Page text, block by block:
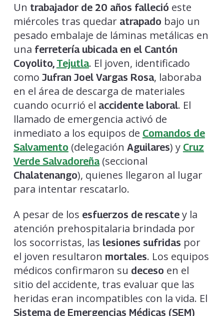
Un trabajador de 20 años falleció este
miércoles tras quedar atrapado bajo un
pesado embalaje de láminas metálicas en
una ferretería ubicada en el Cantón
Coyolito, Tejutla. El joven, identificado
como Jufran Joel Vargas Rosa, laboraba
en el área de descarga de materiales
cuando ocurrió el accidente laboral. El
llamado de emergencia activó de
inmediato a los equipos de Comandos de
Salvamento (delegación Aguilares) y Cruz
Verde Salvadoreña(seccional
Chalatenango), quienes llegaron al lugar
para intentar rescatarlo.
A pesar de los esfuerzos de rescatey la
atención prehospitalaria brindada por
los socorristas, las lesiones sufridas por
el joven resultaron mortales. Los equipos
médicos confirmaron su deceso en el
sitio del accidente, tras evaluar que las
heridas eran incompatibles con la vida. El
Sistema de Emergencias Médicas (SEM)